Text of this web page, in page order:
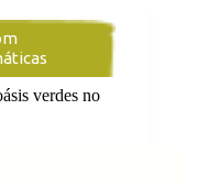
verdes no